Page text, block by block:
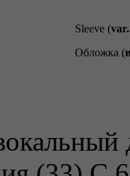
Sleeve (
Обложка (